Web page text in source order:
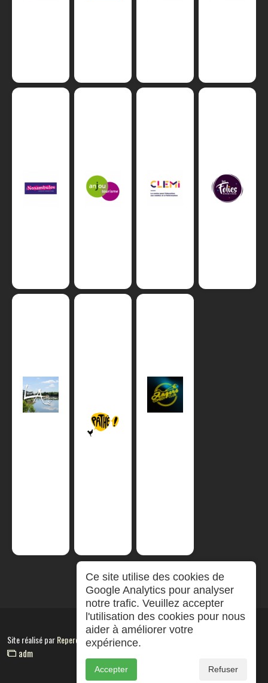
Site réalisé parRepereCom
adm
Ce site utilise des cookies de
Google Analytics pour analyser
notre trafic. Veuillez accepter
l'utilisation des cookies pour nous
aider à améliorer votre
expérience.
Accepter Refuser